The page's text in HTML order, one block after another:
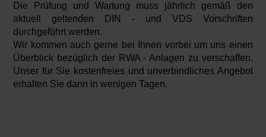
Die Prüfung und Wartung muss jährlich gemäß den
aktuell geltenden DIN - und VDS Vorschriften
durchgeführt werden.
Wir kommen auch gerne bei Ihnen vorbei um uns einen
Überblick bezüglich der RWA - Anlagen zu verschaffen.
Unser für Sie kostenfreies und unverbindliches Angebot
erhalten Sie dann in wenigen Tagen.